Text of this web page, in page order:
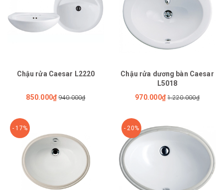
Chậu rửa Caesar L2220
850.000₫ 940.000₫
Chậu rửa dương bàn Caesar
L5018
970.000₫ 1.220.000₫
- 17% - 20%